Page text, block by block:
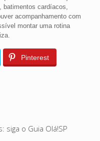
cardíacos,
acompanhamento com
montar uma rotina
Pinterest
o Guia Olá!SP